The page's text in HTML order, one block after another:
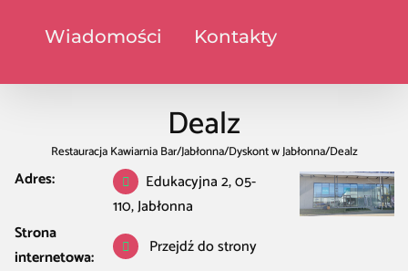
Wiadomości Kontakty
Dealz
Restauracja Kawiarnia Bar/Jabłonna/Dyskont w Jabłonna/Dealz
Adres:
Edukacyjna 2, 05-
110, Jabłonna
Strona
internetowa:
Przejdź do strony